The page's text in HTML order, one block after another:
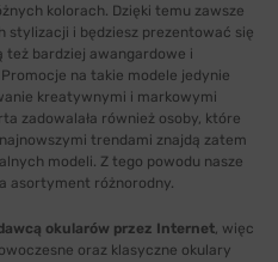
kolorach. Dzięki temu zawsze
stylizacji i będziesz prezentować się
też bardziej awangardowe i
Promocje na takie modele jedynie
kreatywnymi i markowymi
zadowalała również osoby, które
trendami znajdą zatem
modeli. Z tego powodu nasze
asortyment różnorodny.
okularów przez Internet, więc
oraz klasyczne okulary